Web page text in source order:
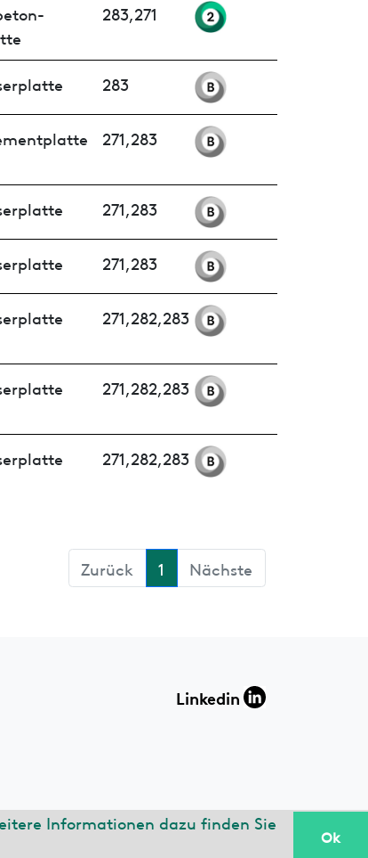
Informationen dazu finden Sie
Ok
283,271
283
271,283
271,283
271,283
271,282,283
271,282,283
271,282,283
Zurück 1 Nächste
Linkedin